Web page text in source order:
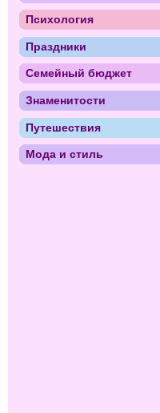
Психология
Праздники
Семейный бюджет
Знаменитости
Путешествия
Мода и стиль